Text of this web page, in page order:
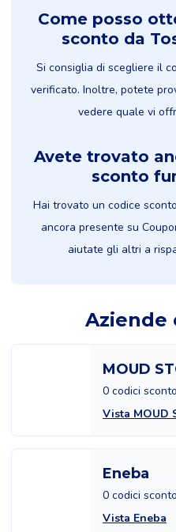
Come posso
sconto da
Si consiglia di scegliere il
verificato. Inoltre, potete
vedere quale vi
Avete trovato
sconto
Hai trovato un codice
ancora presente su
aiutate gli altri a
Aziende
MOUD
0 codici sconto
Vista MOUD
Eneba
0 codici sconto
Vista Eneba